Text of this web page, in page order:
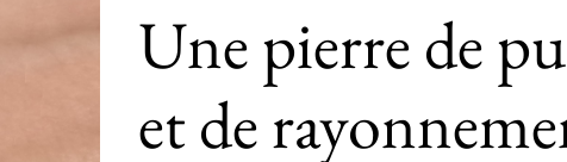
Une pierre de
et de